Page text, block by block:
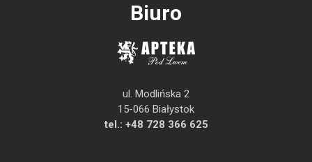
Biuro
ul. Modlińska 2
15-066 Białystok
tel.: +48 728 366 625